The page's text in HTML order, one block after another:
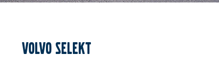
VOLVO SELEKT